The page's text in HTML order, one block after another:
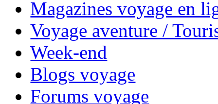
Magazines voyage en
Voyage aventure /
Week-end
Blogs voyage
Forums voyage